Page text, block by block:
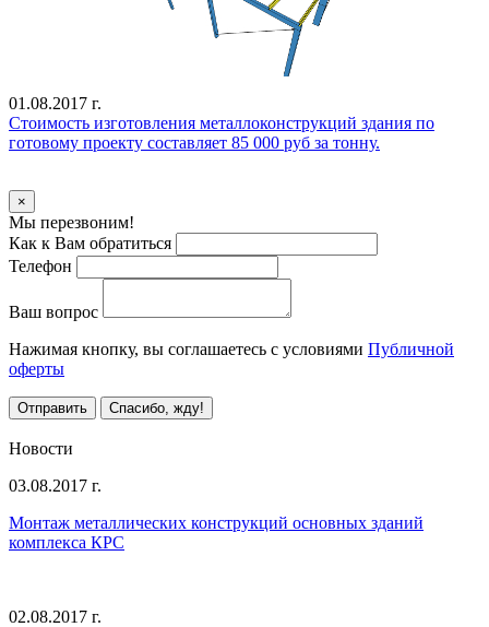
01.08.2017 г.
Стоимость изготовления металлоконструкций здания по
готовому проекту составляет 85 000 руб за тонну.
×
Мы перезвоним!
Как к Вам обратиться
Телефон
Ваш вопрос
Нажимая кнопку, вы соглашаетесь с условиями Публичной
оферты
Отправить Спасибо, жду!
Новости
03.08.2017 г.
Монтаж металлических конструкций основных зданий
комплекса КРС
02.08.2017 г.